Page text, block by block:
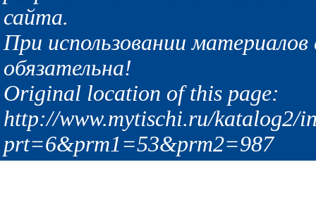
сайта.
При использовании
обязательна!
Original location of this page:
http://www.mytischi.ru/katalog2/
prt=6&prm1=53&prm2=987